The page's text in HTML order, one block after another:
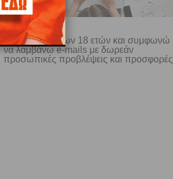
Είμαι άνω των 18 ετών και συμφωνώ
να λαμβάνω e-mails με δωρεάν
προσωπικές προβλέψεις και προσφορές